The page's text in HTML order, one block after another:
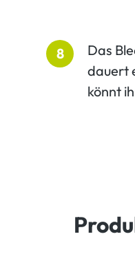
8
Das
dauert
könnt